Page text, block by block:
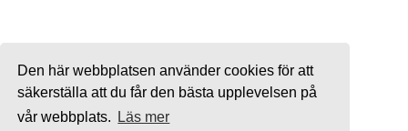
Den här webbplatsen använder cookies för att
säkerställa att du får den bästa upplevelsen på
vår webbplats.
Läs mer